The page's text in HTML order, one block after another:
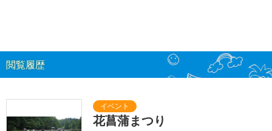
閲覧履歴
花菖蒲まつり